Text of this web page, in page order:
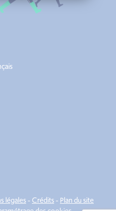
légales- Crédits- Plan du site